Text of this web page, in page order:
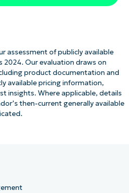
assessment of publicly available
Our evaluation draws on
product documentation and
available pricing information,
insights. Where applicable, details
then-current generally available